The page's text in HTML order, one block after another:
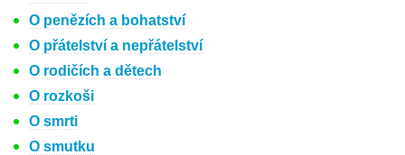
O penězích a bohatství
O přátelství a nepřátelství
O rodičích a dětech
O rozkoši
O smrti
O smutku